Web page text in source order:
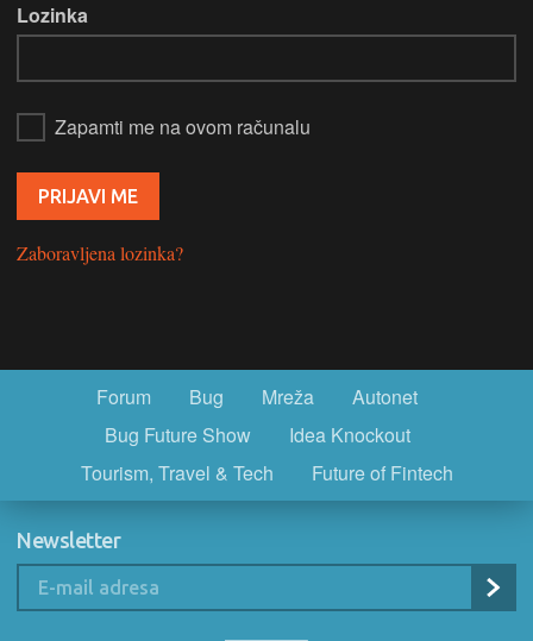
Lozinka
Zapamti me na ovom računalu
Zaboravljena lozinka?
Forum Bug Mreža
Autonet
Bug Future Show
Idea Knockout
Tourism, Travel & Tech
Future of Fintech
Newsletter